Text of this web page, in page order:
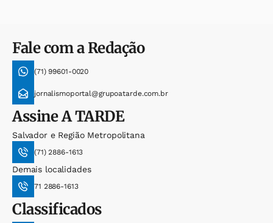
Fale com a Redação
(71) 99601-0020
jornalismoportal@grupoatarde.com.br
AssineA TARDE
Salvador e Região Metropolitana
(71) 2886-1613
Demais localidades
71 2886-1613
Classificados